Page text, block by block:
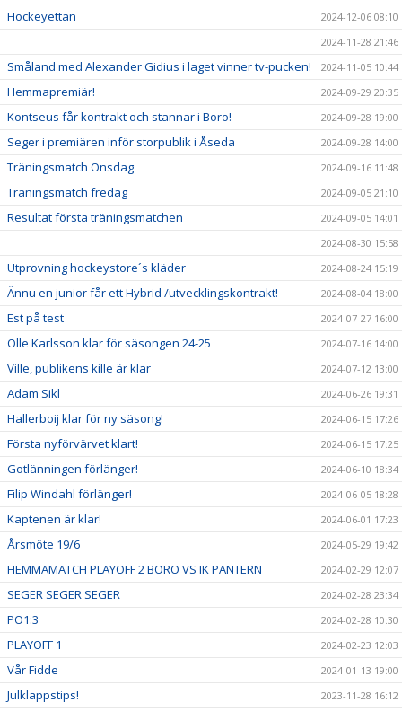
Hockeyettan
2024-12-06 08:10
2024-11-28 21:46
Småland med Alexander Gidius i laget vinner tv-pucken! 2024-11-05 10:44
Hemmapremiär! 2024-09-29 20:35
Kontseus får kontrakt och stannar i Boro! 2024-09-28 19:00
Seger i premiären inför storpublik i Åseda 2024-09-28 14:00
Träningsmatch Onsdag 2024-09-16 11:48
Träningsmatch fredag 2024-09-05 21:10
Resultat första träningsmatchen
2024-09-05 14:01
2024-08-30 15:58
Utprovning hockeystore´s kläder 2024-08-24 15:19
Ännu en junior får ett Hybrid /utvecklingskontrakt! 2024-08-04 18:00
Est på test 2024-07-27 16:00
Olle Karlsson klar för säsongen 24-25 2024-07-16 14:00
Ville, publikens kille är klar 2024-07-12 13:00
Adam Sikl 2024-06-26 19:31
Hallerboij klar för ny säsong! 2024-06-15 17:26
Första nyförvärvet klart! 2024-06-15 17:25
Gotlänningen förlänger! 2024-06-10 18:34
Filip Windahl förlänger! 2024-06-05 18:28
Kaptenen är klar! 2024-06-01 17:23
Årsmöte 19/6 2024-05-29 19:42
HEMMAMATCH PLAYOFF 2 BORO VS IK PANTERN 2024-02-29 12:07
SEGER SEGER SEGER 2024-02-28 23:34
PO1:3 2024-02-28 10:30
PLAYOFF 1 2024-02-23 12:03
Vår Fidde 2024-01-13 19:00
Julklappstips! 2023-11-28 16:12